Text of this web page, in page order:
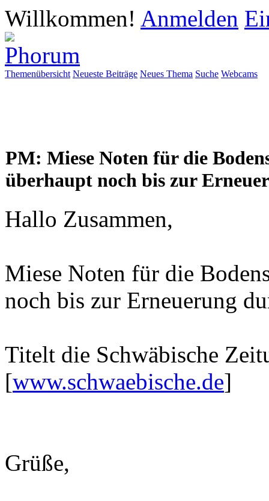
Willkommen! Anmelden
Themenübersicht Neueste Beiträge Neues Thema Suche Webcams
PM: Miese Noten für die
überhaupt noch bis zur
Hallo Zusammen,
Miese Noten für die
noch bis zur Erneuerung
Titelt die Schwäbische
[www.schwaebische.de]
Grüße,